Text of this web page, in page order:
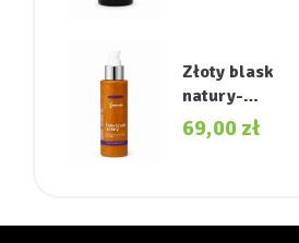
Złoty blask
natury-
rozświetlający
olejek do ciała.
69,00 zł